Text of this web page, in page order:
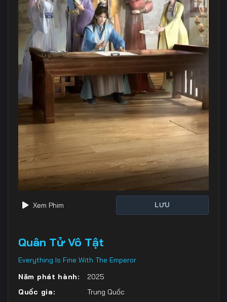
Xem Phim LƯU
Quân Tử Vô Tật
Everything Is Fine With The Emperor
Năm phát hành:
2025
Quốc gia:
Trung Quốc